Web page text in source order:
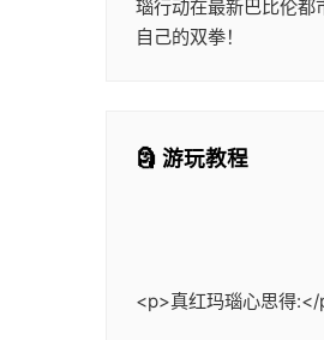
瑙行动在最新巴比伦都
自己的双拳！
🗿 游玩教程
<p>真红玛瑙心思得:</